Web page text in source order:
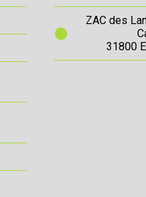
ZAC des
31800